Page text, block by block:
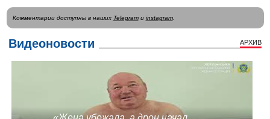
Комментарии доступны в наших Telegramи instagram.
Видеоновости АРХИВ